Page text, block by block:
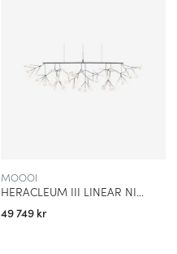
MOOOI
HERACLEUM III LINEAR NICKEL
49 749 kr